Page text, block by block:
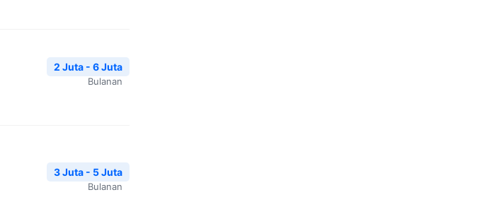
2 Juta - 6 Juta
Bulanan
3 Juta - 5 Juta
Bulanan